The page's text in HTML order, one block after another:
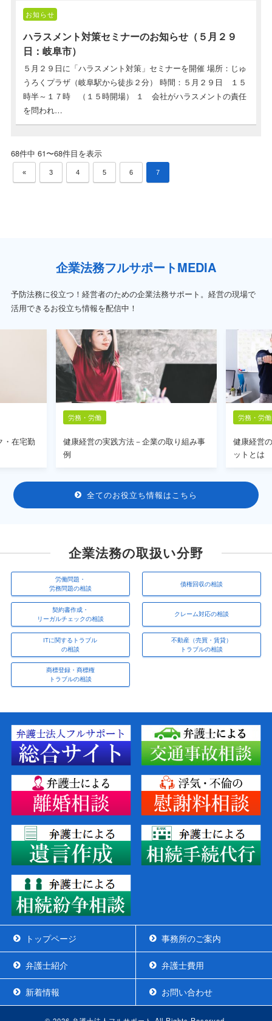
お知らせ
ハラスメント対策セミナーのお知らせ（５月２９
日：岐阜市）
５月２９日に「ハラスメント対策」セミナーを開催 場所：じゅ
うろくプラザ（岐阜駅から徒歩２分） 時間：５月２９日 １５
時半～１７時 （１５時開場） １ 会社がハラスメントの責任
を問われ…
68件中 61〜68件目を表示
« 3 4 5 6 7
企業法務フルサポートMEDIA
予防法務に役立つ！経営者のための企業法務サポート。経営の現場で
活用できるお役立ち情報を配信中！
・在宅勤
労務・労働
健康経営の実践方法－企業の取り組み事
例
労務・労働
健康経営
ットとは
全てのお役立ち情報はこちら
企業法務の取扱い分野
労働問題・
労務問題の相談
債権回収の相談
契約書作成・
リーガルチェックの相談
クレーム対応の相談
ITに関するトラブル
の相談
不動産（売買・賃貸）
トラブルの相談
商標登録・商標権
トラブルの相談
トップページ 事務所のご案内
弁護士紹介 弁護士費用
新着情報 お問い合わせ